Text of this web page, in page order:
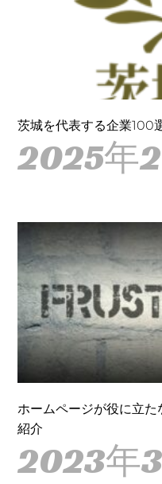
茨城を代表する企業100
2025年
ホームページが役に立
紹介
2023年